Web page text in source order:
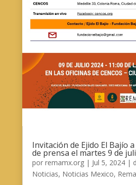
Invitación de Ejido El Bajío
de prensa el martes 9 de
por remamx.org| Jul 5, 2024|
Noticias, Noticias Mexico, Rema